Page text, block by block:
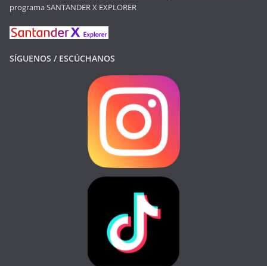
programa SANTANDER X EXPLORER
SÍGUENOS / ESCÚCHANOS